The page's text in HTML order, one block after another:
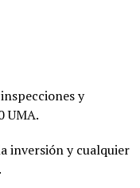
y
UMA.
inversión y cualquier